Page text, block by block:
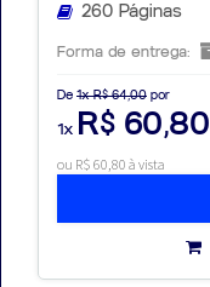
VIVO
GRATUITAS!
260 Páginas
Forma de entrega:
De 1x R$ 64,00 por
1x R$ 60,80
ou R$ 60,80 à vista